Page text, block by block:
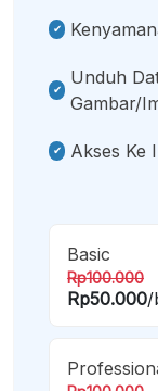
Unduh
Gambar/
Akses Ke
Basic
Rp100.000
Rp50.000/